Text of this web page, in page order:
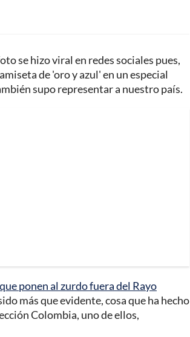
se hizo viral en redes sociales pues,
de 'oro y azul' en un especial
supo representar a nuestro país.
ponen al zurdo fuera del Rayo
más que evidente, cosa que ha hecho
Colombia, uno de ellos,